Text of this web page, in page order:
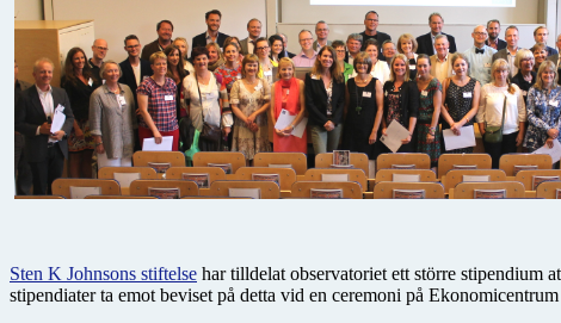
Sten K Johnsons stiftelse har tilldelat observatoriet ett större stipendium
stipendiater ta emot beviset på detta vid en ceremoni på